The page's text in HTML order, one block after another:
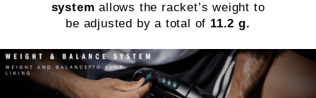
system allows the racket’s weight to
be adjusted by a total of 11.2 g.